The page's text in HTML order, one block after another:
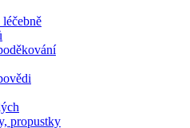
propustky